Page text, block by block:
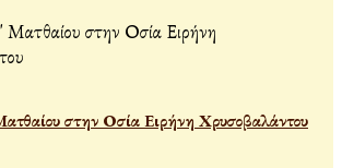
στην Οσία Ειρήνη Χρυσοβαλάντου